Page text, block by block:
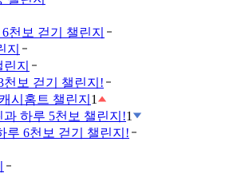
천보 걷기 챌린지
지
지
천보 걷기 챌린지!
시홈트 챌린지 1
하루 5천보 챌린지!1
루 6천보 걷기 챌린지!